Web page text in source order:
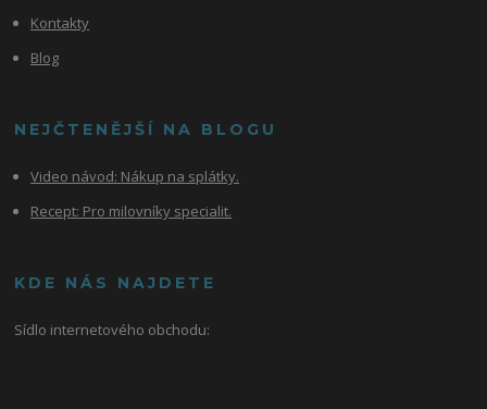
Kontakty
Blog
NEJČTENĚJŠÍ NA BLOGU
Video návod: Nákup na splátky.
Recept: Pro milovníky specialit.
KDE NÁS NAJDETE
Sídlo internetového obchodu: